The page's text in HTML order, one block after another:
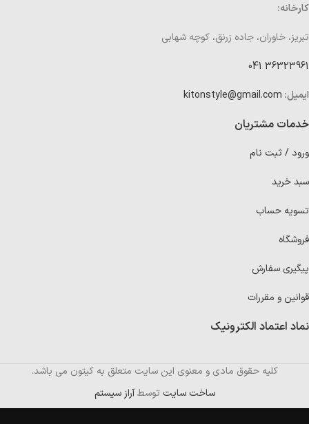
کارخانه:
تبریز، خاوران، جاده زرنق، کوچه شهابی
36323961 041
ایمیل: kitonstyle@gmail.com
خدمات مشتریان
ورود / ثبت نام
سبد خرید
تسویه حساب
فروشگاه
پیگیری سفارش
قوانین و مقررات
نماد اعتماد الکترونیک
کلیه حقوق مادی و معنوی این سایت متعلق به کیتون می باشد.
ساخت سایت توسطآراز سیستم